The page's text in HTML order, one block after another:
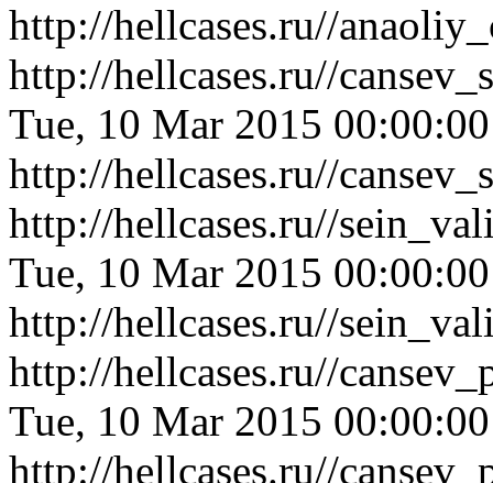
http://hellcases.ru//
http://hellcases.ru//
Tue, 10 Mar 2015
http://hellcases.ru//
http://hellcases.ru//
Tue, 10 Mar 2015
http://hellcases.ru//
http://hellcases.ru//
Tue, 10 Mar 2015
http://hellcases.ru//